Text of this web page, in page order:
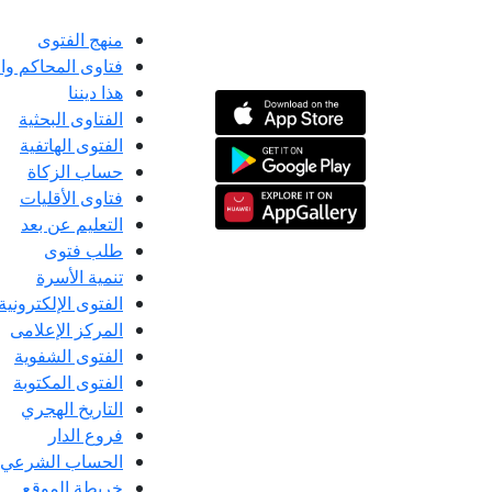
منهج الفتوى
فتاوى المحاكم
هذا ديننا
الفتاوى البحثية
الفتوى الهاتفية
حساب الزكاة
فتاوى الأقليات
التعليم عن بعد
طلب فتوى
تنمية الأسرة
الفتوى الإلكترونية
المركز الإعلامى
الفتوى الشفوية
الفتوى المكتوبة
التاريخ الهجري
فروع الدار
الحساب الشرعي